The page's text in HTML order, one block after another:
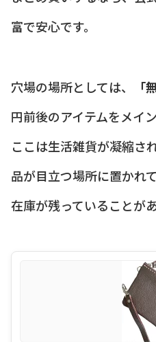
富で安心です。
穴場の場所としては、 「
円前後のアイテムをメイ
ここは生活雑貨が凝縮さ
品が目立つ場所に置かれ
在庫が残っていることが